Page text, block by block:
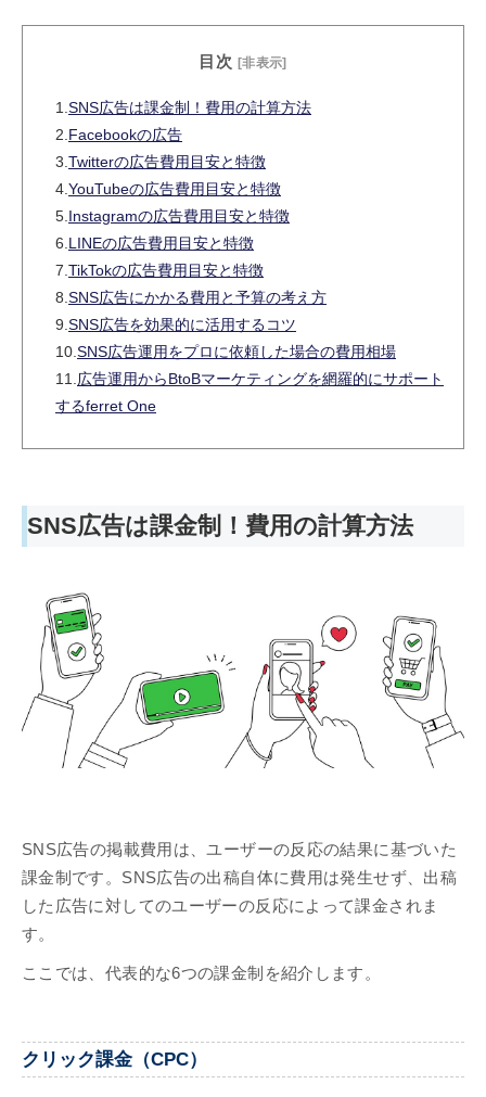
目次 [非表示]
1. SNS広告は課金制！費用の計算方法
2. Facebookの広告
3. Twitterの広告費用目安と特徴
4. YouTubeの広告費用目安と特徴
5. Instagramの広告費用目安と特徴
6. LINEの広告費用目安と特徴
7. TikTokの広告費用目安と特徴
8. SNS広告にかかる費用と予算の考え方
9. SNS広告を効果的に活用するコツ
10. SNS広告運用をプロに依頼した場合の費用相場
11. 広告運用からBtoBマーケティングを網羅的にサポート
するferret One
SNS広告は課金制！費用の計算方法
SNS広告の掲載費用は、ユーザーの反応の結果に基づいた
課金制です。SNS広告の出稿自体に費用は発生せず、出稿
した広告に対してのユーザーの反応によって課金されま
す。
ここでは、代表的な6つの課金制を紹介します。
クリック課金（CPC）